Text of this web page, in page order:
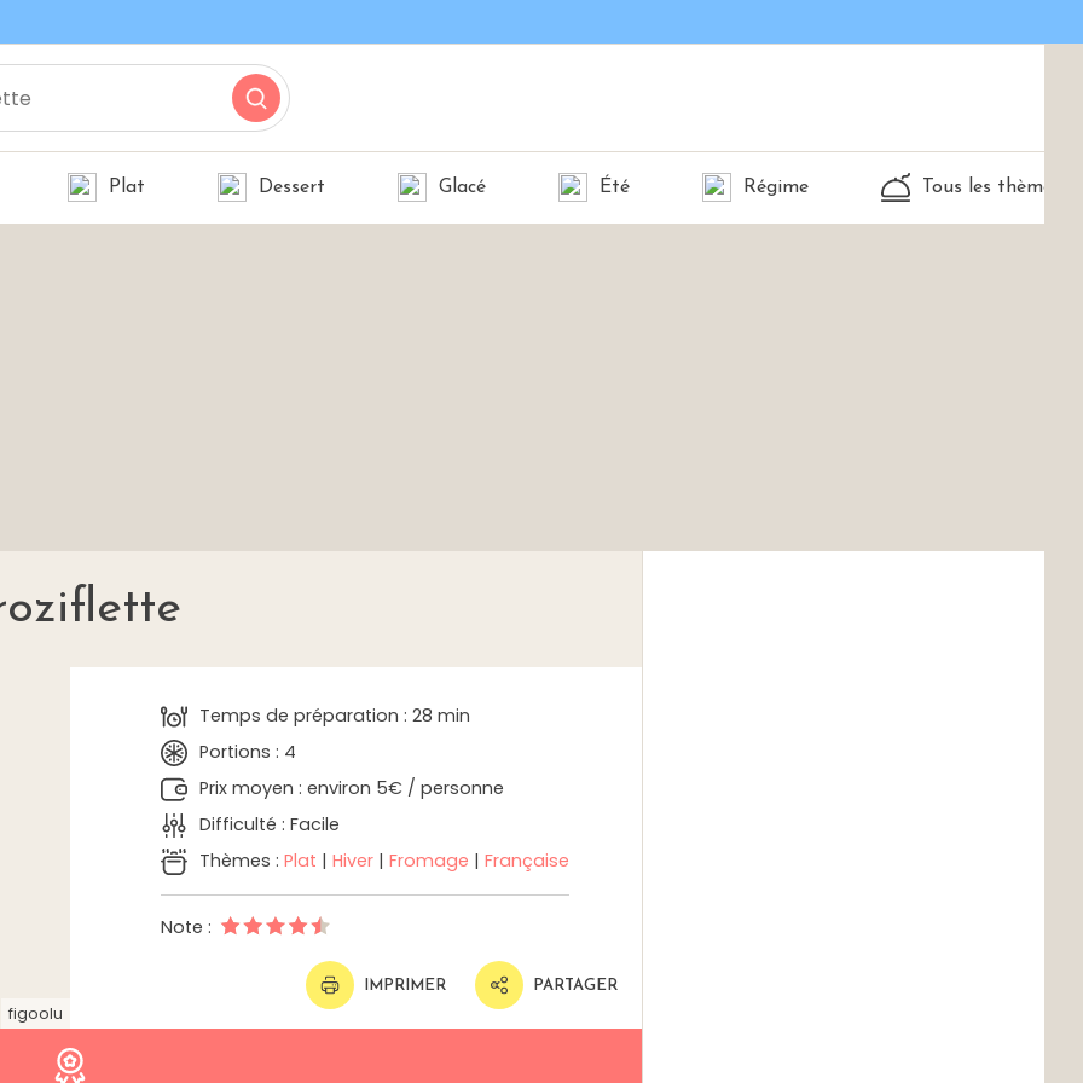
Plat Dessert Glacé Été Régime Tous les thèmes
figoolu
Temps de préparation : 28 min
Portions : 4
Prix moyen : environ 5€ / personne
Difficulté : Facile
Thèmes :Plat |Hiver |Fromage |Française
Note :
IMPRIMER PARTAGER